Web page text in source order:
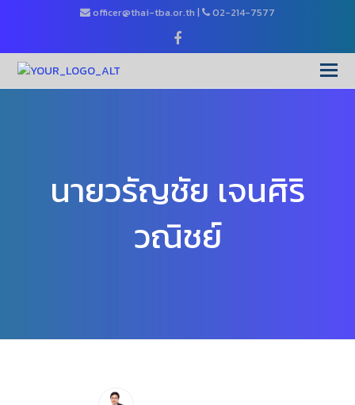
officer@thai-tba.or.th | 02-214-7577
นายวรัญชัย เจนศิริ
วณิชย์